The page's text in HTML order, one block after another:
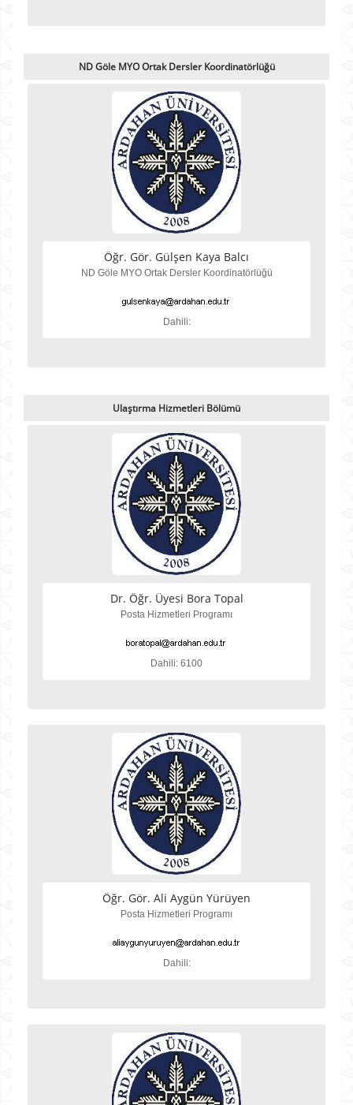
ND Göle MYO Ortak Dersler Koordinatörlüğü
Öğr. Gör. Gülşen Kaya Balcı
ND Göle MYO Ortak Dersler Koordinatörlüğü
Dahili:
Ulaştırma Hizmetleri Bölümü
Dr. Öğr. Üyesi Bora Topal
Posta Hizmetleri Programı
Dahili: 6100
Öğr. Gör. Ali Aygün Yürüyen
Posta Hizmetleri Programı
Dahili: